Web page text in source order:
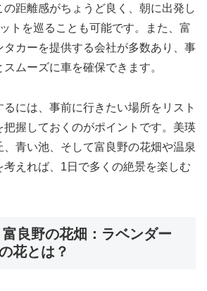
距離感がちょうど良く、朝に出発し
トを巡ることも可能です。また、富
タカーを提供する会社が多数あり、事
ムーズに車を確保できます。
には、事前に行きたい場所をリスト
把握しておくのがポイントです。美瑛
青い池、そして富良野の花畑や温泉
考えれば、1日で多くの絶景を楽しむ
良野の花畑：ラベンダー
花とは？